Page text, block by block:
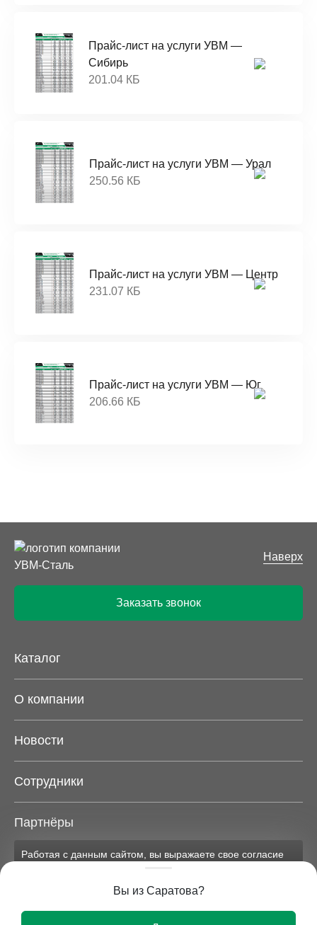
Прайс-лист на услуги УВМ —
Сибирь
201.04 КБ
Прайс-лист на услуги УВМ — Урал
250.56 КБ
Прайс-лист на услуги УВМ — Центр
231.07 КБ
Прайс-лист на услуги УВМ — Юг
206.66 КБ
Наверх
Заказать звонок
Каталог
О компании
Новости
Сотрудники
Партнёры
Карта сайта
Вы из Саратова?
Работая с данным сайтом, вы выражаете свое согласие
данных на условиях, изложенных в
соответствующих